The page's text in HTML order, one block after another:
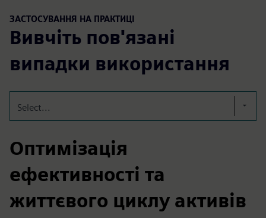
ЗАСТОСУВАННЯ НА ПРАКТИЦІ
Вивчіть пов'язані
випадки використання
Select...
Оптимізація
ефективності та
життєвого циклу активів